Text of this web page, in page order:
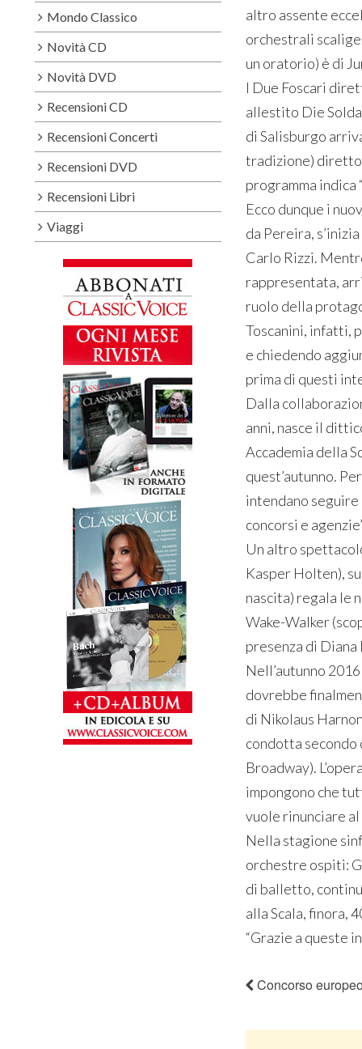
altro assente
orchestrali
un oratorio) è di
I Due Foscari
allestito Die
di Salisburgo
tradizione) diretto
programma indica
Ecco dunque i
da Pereira,
Carlo Rizzi.
rappresentata,
ruolo della
Toscanini, infatti,
e chiedendo
prima di questi
Dalla
anni, nasce il
Accademia della
quest’autunno.
intendano seguire
concorsi e
Un altro
Kasper Holten),
nascita) regala le
Wake-Walker
presenza di Diana
Nell’autunno
dovrebbe
di Nikolaus
condotta
Broadway).
impongono che
vuole rinunciare al
Nella stagione
orchestre ospiti:
di balletto,
alla Scala, finora,
“Grazie a queste
Concorso
Mondo Classico
Novità CD
Novità DVD
Recensioni CD
Recensioni Concerti
Recensioni DVD
Recensioni Libri
Viaggi